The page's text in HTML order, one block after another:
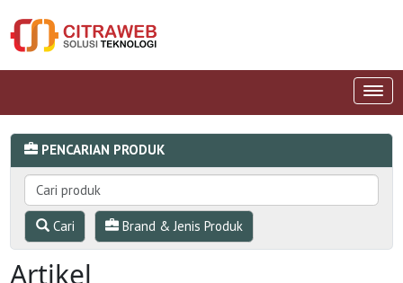
PENCARIAN PRODUK
Cari Brand & Jenis Produk
Artikel